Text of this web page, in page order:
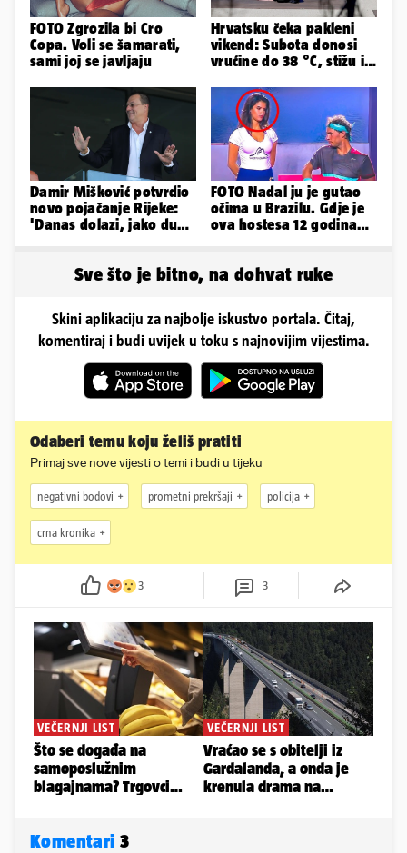
FOTO Zgrozila bi Cro
Copa. Voli se šamarati,
sami joj se javljaju
Hrvatsku čeka pakleni
vikend: Subota donosi
vrućine do 38 °C, stižu i
Damir Mišković potvrdio
novo pojačanje Rijeke:
'Danas dolazi, jako dugo
FOTO Nadal ju je gutao
očima u Brazilu. Gdje je
ova hostesa 12 godina
Sve što je bitno, na dohvat ruke
Skini aplikaciju za najbolje iskustvo portala. Čitaj,
komentiraj i budi uvijek u toku s najnovijim vijestima.
Odaberi temu koju želiš pratiti
Primaj sve nove vijesti o temi i budi u tijeku
negativni bodovi prometni prekršaji policija
crna kronika
3 3
Komentari 3